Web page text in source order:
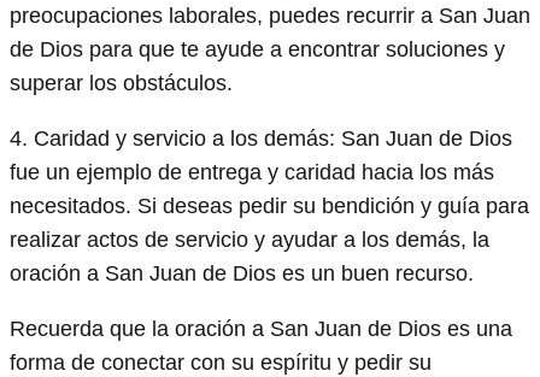
preocupaciones laborales, puedes recurrir a San Juan
de Dios para que te ayude a encontrar soluciones y
superar los obstáculos.
4. Caridad y servicio a los demás: San Juan de Dios
fue un ejemplo de entrega y caridad hacia los más
necesitados. Si deseas pedir su bendición y guía para
realizar actos de servicio y ayudar a los demás, la
oración a San Juan de Dios es un buen recurso.
Recuerda que la oración a San Juan de Dios es una
forma de conectar con su espíritu y pedir su